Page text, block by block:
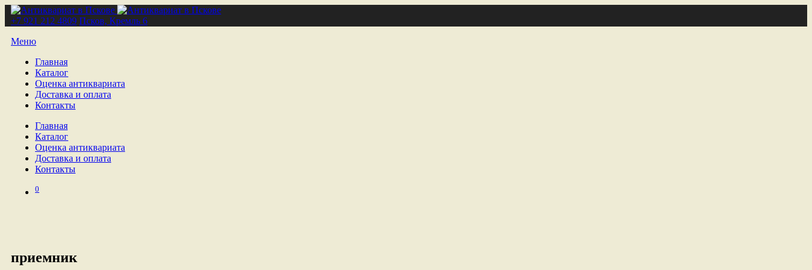
+7 921 212 4809 Псков, Кремль 6
Меню
Главная
Каталог
Оценка антиквариата
Доставка и оплата
Контакты
Главная
Каталог
Оценка антиквариата
Доставка и оплата
Контакты
0
приемник